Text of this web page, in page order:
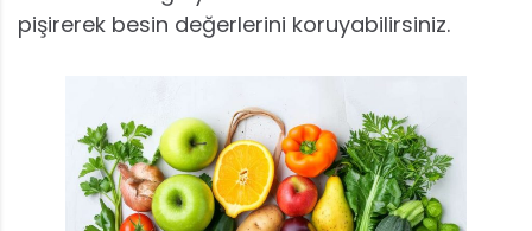
pişirerek besin değerlerini koruyabilirsiniz.